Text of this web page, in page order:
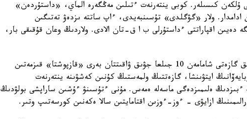
كىسىلەر. كوبى ينتەرنەت ءتىلىن مەڭگەرە الماي، «داستۇردەن»
ادامدار. ولار «گۋگلدى» تۇسىنبەيدى، ءاپ ساتتە ىزدەۋ تەتىگىن
دەيىن اقپاراتتى ءداستۇرلى ب ا ق-تان الادى. ولاردىڭ وعان قۇقىقى بار،
ال «كىزىلوردينسكيە ۆەستي» وبلىستىق گازەتى شامامەن 10 جىلعا جۋىق ۋاقىتتان بەرى «قازپوشتا» قىزمەتىن
ايتۋىنشا، گازەتتىڭ ولمەستىڭ كۇنىن كەشۋىنە ينتەرنەت
ەلىمىزدەگى ماسەلە ەمەس. مۇنى ءتۇسىنۋ ءۇشىن ساراپشى بولۋدىڭ
ازايۋى - ءوز-ءوزىن اقتامايتىن سالا ەكەنىن كورسەتىپ وتىر.